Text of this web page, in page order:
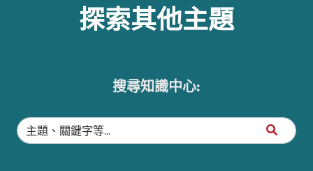
探索其他主題
搜尋知識中心: